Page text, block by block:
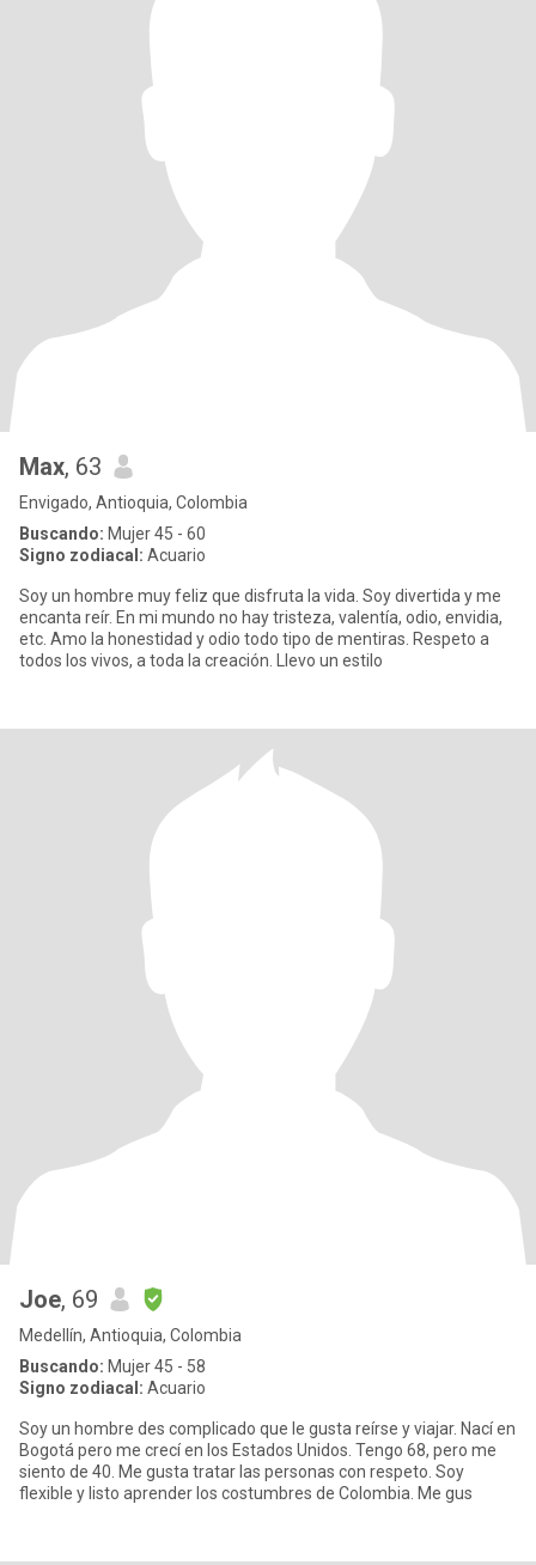
Max, 63
Envigado, Antioquia, Colombia
Buscando: Mujer 45 - 60
Signo zodiacal: Acuario
Soy un hombre muy feliz que disfruta la vida. Soy divertida y me
encanta reír. En mi mundo no hay tristeza, valentía, odio, envidia,
etc. Amo la honestidad y odio todo tipo de mentiras. Respeto a
todos los vivos, a toda la creación. Llevo un estilo
Joe, 69
Medellín, Antioquia, Colombia
Buscando: Mujer 45 - 58
Signo zodiacal: Acuario
Soy un hombre des complicado que le gusta reírse y viajar. Nací en
Bogotá pero me crecí en los Estados Unidos. Tengo 68, pero me
siento de 40. Me gusta tratar las personas con respeto. Soy
flexible y listo aprender los costumbres de Colombia. Me gus